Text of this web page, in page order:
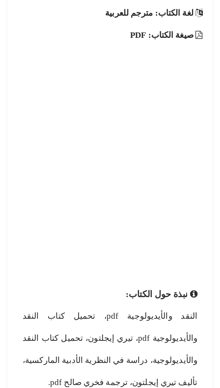
لغة الكتاب: مترجم للعربية
صيغة الكتاب: PDF
نبذة حول الكتاب:
النقد والأيديولوجية pdf، تحميل كتاب النقد
والأيديولوجية pdf، تيري إيجلتون، تحميل كتاب النقد
والأيديولوجية، دراسة في النظرية الأدبية الماركسية،
تأليف تيري إيجلتون، ترجمة فخري صالح pdf.